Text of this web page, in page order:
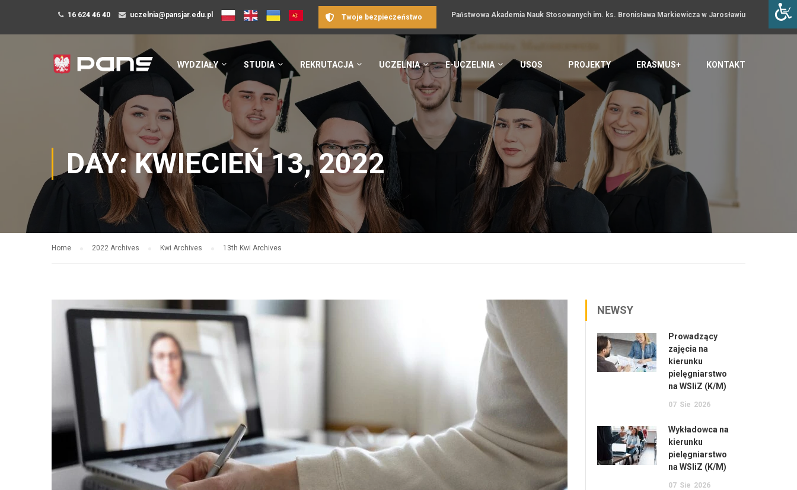
16 624 46 40 uczelnia@pansjar.edu.pl Państwowa Akademia Nauk Stosowanych im. ks. Bronisława Markiewicza w Jarosławiu
Twoje bezpieczeństwo
WYDZIAŁY STUDIA REKRUTACJA UCZELNIA E-UCZELNIA USOS PROJEKTY ERASMUS+ KONTAKT
DAY: KWIECIEŃ 13, 2022
Home 2022 Archives Kwi Archives 13th Kwi Archives
NEWSY
Prowadzący
zajęcia na
kierunku
pielęgniarstwo
na WSIiZ (K/M)
07 Sie 2026
Wykładowca na
kierunku
pielęgniarstwo
na WSIiZ (K/M)
07 Sie 2026